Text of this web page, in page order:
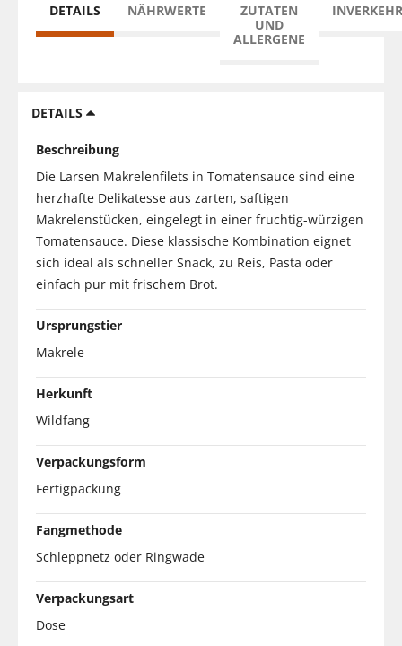
DETAILS NÄHRWERTE
ZUTATEN
UND
ALLERGENE
DETAILS
Beschreibung
Die Larsen Makrelenfilets in Tomatensauce sind eine
herzhafte Delikatesse aus zarten, saftigen
Makrelenstücken, eingelegt in einer fruchtig-würzigen
Tomatensauce. Diese klassische Kombination eignet
sich ideal als schneller Snack, zu Reis, Pasta oder
einfach pur mit frischem Brot.
Ursprungstier
Makrele
Herkunft
Wildfang
Verpackungsform
Fertigpackung
Fangmethode
Schleppnetz oder Ringwade
Verpackungsart
Dose